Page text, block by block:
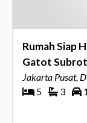
Rumah Siap
Gatot
Jakarta Pusat,
5
3 1